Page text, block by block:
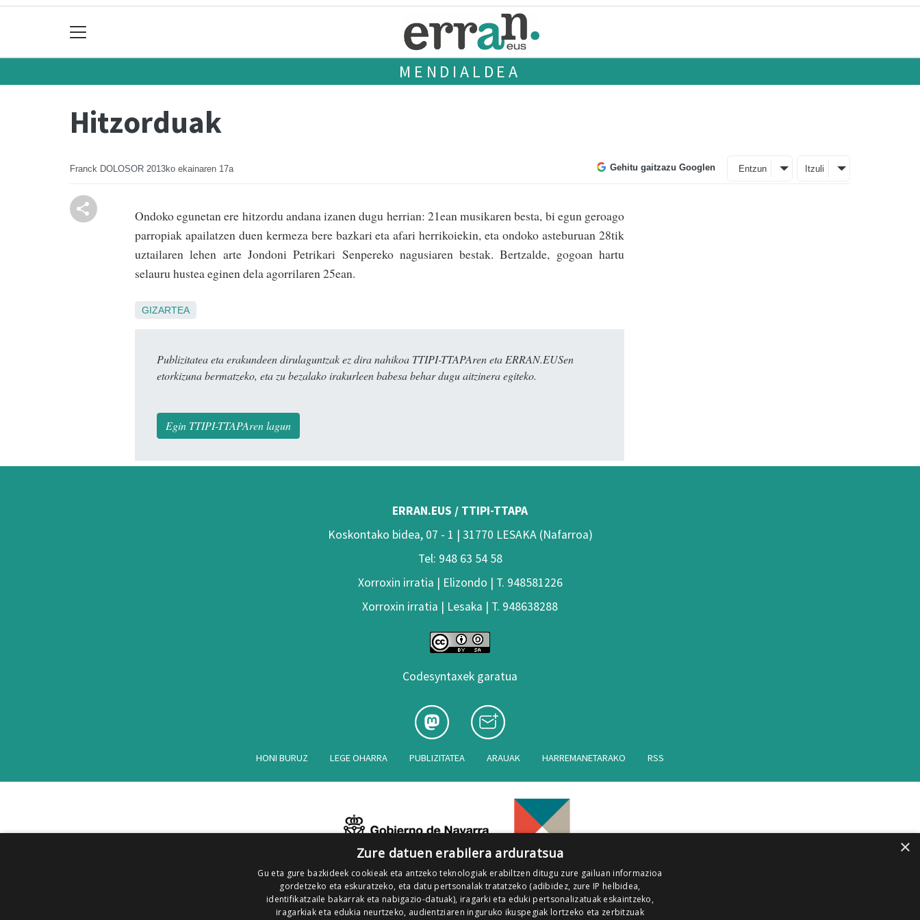
MENDIALDEA
Hitzorduak
Franck DOLOSOR 2013ko ekainaren 17a Gehitu gaitzazu Googlen Entzun Itzuli
Ondoko egunetan ere hitzordu andana izanen dugu herrian: 21ean musikaren besta, bi egun geroago
parropiak apailatzen duen kermeza bere bazkari eta afari herrikoiekin, eta ondoko asteburuan 28tik
uztailaren lehen arte Jondoni Petrikari Senpereko nagusiaren bes­tak. Bertzalde, gogoan hartu
selauru hustea eginen dela agorrilaren 25ean.
GIZARTEA
Publizitatea eta erakundeen dirulaguntzak ez dira nahikoa TTIPI-TTAPAren eta ERRAN.EUSen
etorkizuna bermatzeko, eta zu bezalako irakurleen babesa behar dugu aitzinera egiteko.
Egin TTIPI-TTAPAren lagun
ERRAN.EUS / TTIPI-TTAPA
Koskontako bidea, 07 - 1 | 31770 LESAKA (Nafarroa)
Tel: 948 63 54 58
Xorroxin irratia | Elizondo | T. 948581226
Xorroxin irratia | Lesaka | T. 948638288
Codesyntaxek garatua
HONI BURUZ LEGE OHARRA PUBLIZITATEA ARAUAK HARREMANETARAKO RSS
×
Zure datuen erabilera arduratsua
Gu eta gure bazkideek cookieak eta antzeko teknologiak erabiltzen ditugu zure gailuan informazioa
gordetzeko eta eskuratzeko, eta datu pertsonalak tratatzeko (adibidez, zure IP helbidea,
identifikatzaile bakarrak eta nabigazio-datuak), iragarki eta eduki pertsonalizatuak eskaintzeko,
iragarkiak eta edukia neurtzeko, audientziaren inguruko ikuspegiak lortzeko eta zerbitzuak